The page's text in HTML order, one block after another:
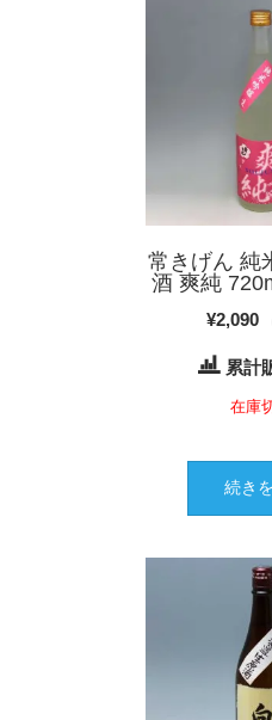
常きげん 純
酒 爽純
¥2,090
累計
在庫
続き